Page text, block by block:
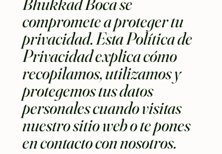
compromete a proteger tu
privacidad. Esta Política de
Privacidad explica cómo
recopilamos, utilizamos y
protegemos tus datos
personales cuando visitas
nuestro sitio web o te pones
en contacto con nosotros.